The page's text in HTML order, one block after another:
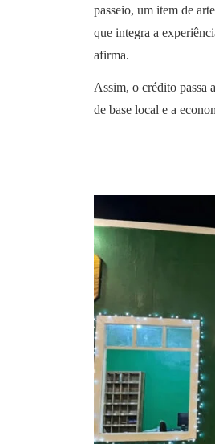
passeio, um item de
que integra a
afirma.
Assim, o crédito passa
de base local e a